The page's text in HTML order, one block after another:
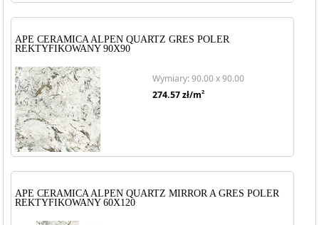
APE CERAMICA ALPEN QUARTZ GRES POLER
REKTYFIKOWANY 90X90
Wymiary: 90.00 x 90.00
274.57zł/m2
APE CERAMICA ALPEN QUARTZ MIRROR A GRES POLER
REKTYFIKOWANY 60X120